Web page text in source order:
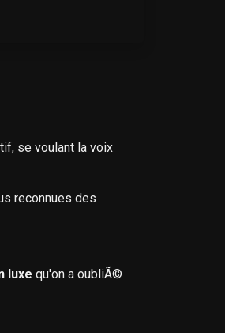
se voulant la voix
reconnues des
luxe qu'on a oubliÃ©